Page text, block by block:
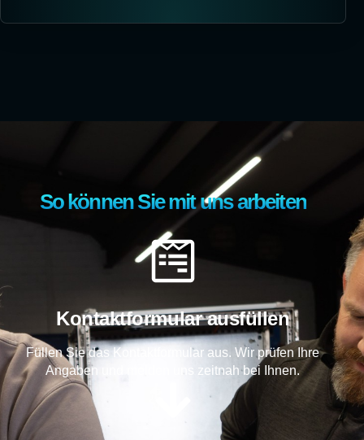
So können Sie mit uns arbeiten
Kontaktformular ausfüllen
Füllen Sie das Kontaktformular aus. Wir prüfen Ihre
Angaben und melden uns zeitnah bei Ihnen.